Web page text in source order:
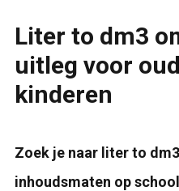
Liter to dm3
uitleg voor
kinderen
Zoek je naar liter to
inhoudsmaten op